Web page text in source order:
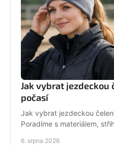
Jak vybrat jezdeckou
počasí
Jak vybrat jezdeckou
Poradíme s materiálem,
6. srpna 2026